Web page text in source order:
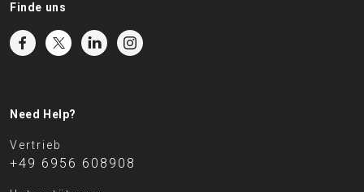
Finde uns
Need Help?
Vertrieb
+49 6956 608908